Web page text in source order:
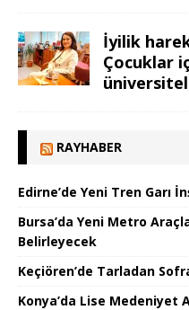
İyilik
Çocuklar
RAYHABER
Edirne’de Yeni Tren Garı
Bursa’da Yeni Metro
Belirleyecek
Keçiören’de Tarladan
Konya’da Lise Medeniyet